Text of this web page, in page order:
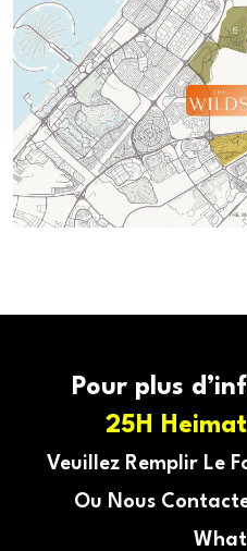
Pour plus
25H
Veuillez Remplir Le
Ou Nous